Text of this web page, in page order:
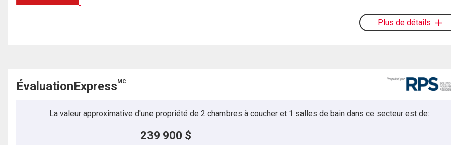
Plus de détails
ÉvaluationExpressMC
La valeur approximative d'une propriété de 2 chambres à coucher et 1 salles de bain dans ce secteur est de:
239 900 $